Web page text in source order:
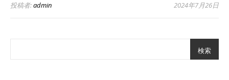
投稿者:admin 2024年7月26日
検索